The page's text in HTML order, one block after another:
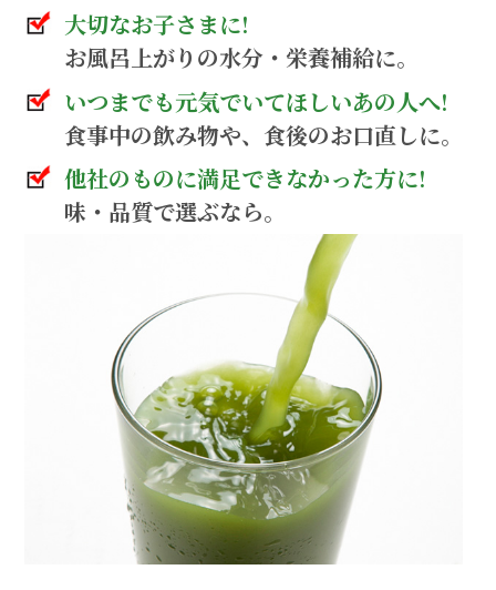
大切なお子さまに!
お風呂上がりの水分・栄養補給に。
いつまでも元気でいてほしいあの人へ!
食事中の飲み物や、食後のお口直しに。
他社のものに満足できなかった方に!
味・品質で選ぶなら。